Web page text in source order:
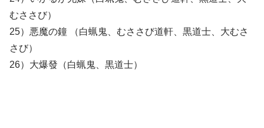
むささび）
25）悪魔の鐘 （白蝋鬼、むささび道軒、黒道士、大むさ
さび）
26）大爆發（白蝋鬼、黒道士）